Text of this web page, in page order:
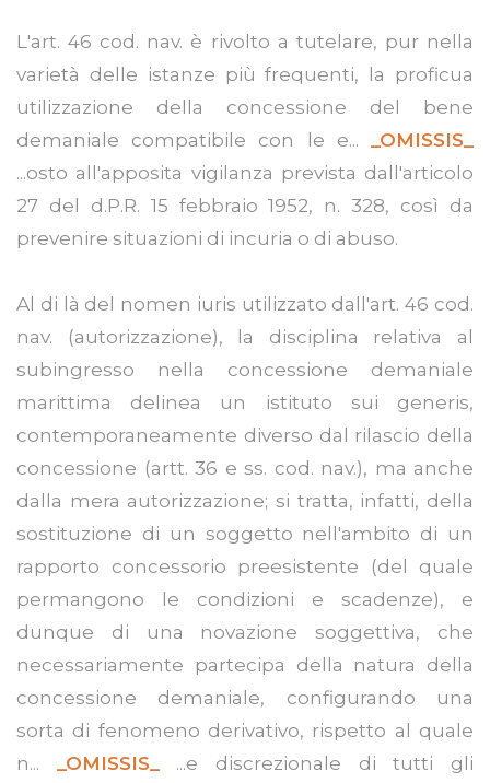
L'art. 46 cod. nav. è rivolto a tutelare, pur nella
varietà delle istanze più frequenti, la proficua
utilizzazione della concessione del bene
demaniale compatibile con le e...
_OMISSIS_
...osto all'apposita vigilanza prevista dall'articolo
27 del d.P.R. 15 febbraio 1952, n. 328, così da
prevenire situazioni di incuria o di abuso.
Al di là del nomen iuris utilizzato dall'art. 46 cod.
nav. (autorizzazione), la disciplina relativa al
subingresso nella concessione demaniale
marittima delinea un istituto sui generis,
contemporaneamente diverso dal rilascio della
concessione (artt. 36 e ss. cod. nav.), ma anche
dalla mera autorizzazione; si tratta, infatti, della
sostituzione di un soggetto nell'ambito di un
rapporto concessorio preesistente (del quale
permangono le condizioni e scadenze), e
dunque di una novazione soggettiva, che
necessariamente partecipa della natura della
concessione demaniale, configurando una
sorta di fenomeno derivativo, rispetto al quale
n...
_OMISSIS_
...e discrezionale di tutti gli